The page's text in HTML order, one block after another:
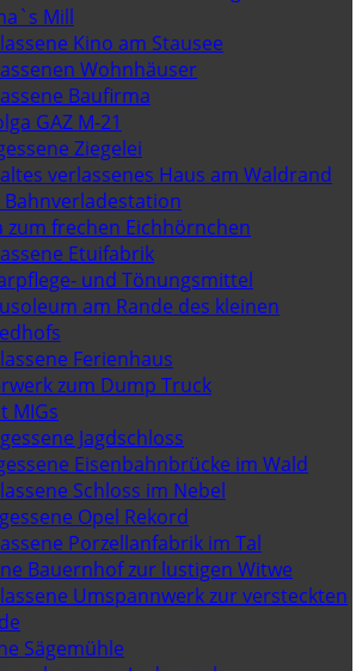
Mill
Kino am Stausee
Wohnhäuser
Baufirma
GAZ M-21
Ziegelei
verlassenes Haus am Waldrand
Bahnverladestation
zum frechen Eichhörnchen
Etuifabrik
und Tönungsmittel
am Rande des kleinen
Ferienhaus
zum Dump Truck
MIGs
Jagdschloss
Eisenbahnbrücke im Wald
Schloss im Nebel
Opel Rekord
Porzellanfabrik im Tal
Bauernhof zur lustigen Witwe
Umspannwerk zur versteckten
Sägemühle